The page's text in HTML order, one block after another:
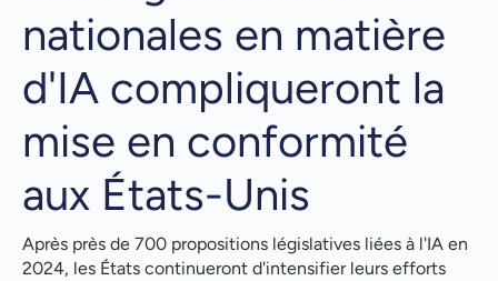
nationales en matière
d'IA compliqueront la
mise en conformité
aux États-Unis
Après près de 700 propositions législatives liées à l'IA en
2024, les États continueront d'intensifier leurs efforts